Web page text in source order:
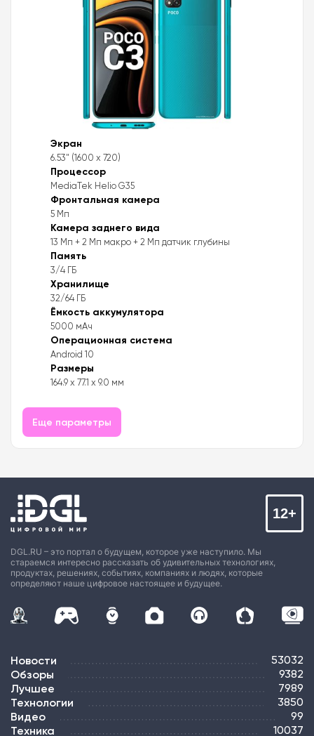
Экран
6.53" (1600 x 720)
Процессор
MediaTek Helio G35
Фронтальная камера
5 Мп
Камера заднего вида
13 Мп + 2 Мп макро + 2 Мп датчик глубины
Память
3/4 ГБ
Хранилище
32/64 ГБ
Ёмкость аккумулятора
5000 мАч
Операционная система
Android 10
Размеры
164.9 x 77.1 x 9.0 мм
Еще параметры
DGL.RU – это портал о будущем, которое уже наступило. Мы
стараемся интересно рассказать об удивительных технологиях,
продуктах, решениях, событиях, компаниях и людях, которые
определяют наше цифровое настоящее и будущее.
12+
Новости 53032
Обзоры 9382
Лучшее 7989
Технологии 3850
Видео 99
Техника 10037